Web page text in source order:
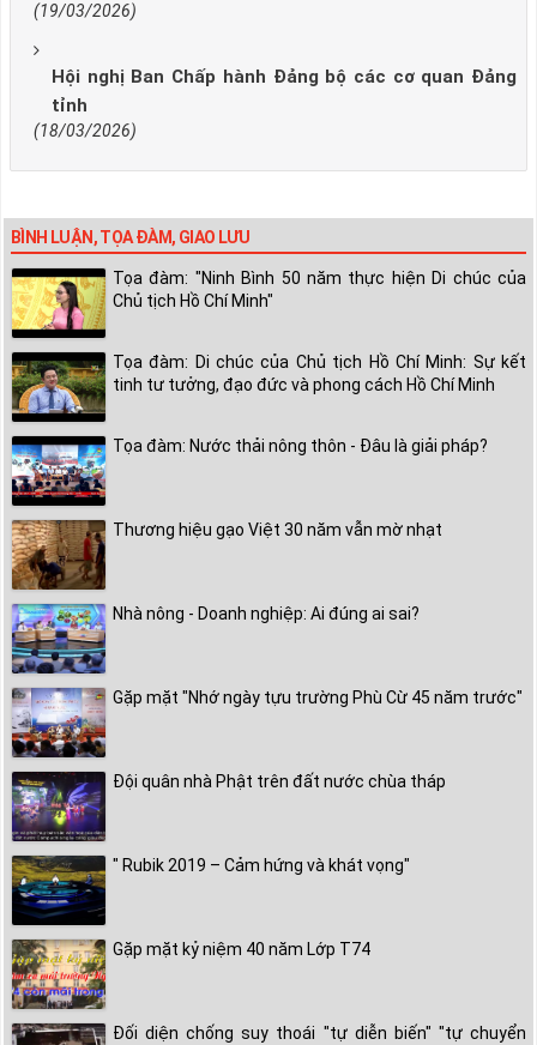
(19/03/2026)
Hội nghị Ban Chấp hành Đảng bộ các cơ quan Đảng
tỉnh
(18/03/2026)
BÌNH LUẬN, TỌA ĐÀM, GIAO LƯU
Tọa đàm: "Ninh Bình 50 năm thực hiện Di chúc của
Chủ tịch Hồ Chí Minh"
Tọa đàm: Di chúc của Chủ tịch Hồ Chí Minh: Sự kết
tinh tư tưởng, đạo đức và phong cách Hồ Chí Minh
Tọa đàm: Nước thải nông thôn - Đâu là giải pháp?
Thương hiệu gạo Việt 30 năm vẫn mờ nhạt
Nhà nông - Doanh nghiệp: Ai đúng ai sai?
Gặp mặt "Nhớ ngày tựu trường Phù Cừ 45 năm trước"
Đội quân nhà Phật trên đất nước chùa tháp
" Rubik 2019 – Cảm hứng và khát vọng"
Gặp mặt kỷ niệm 40 năm Lớp T74
Đối diện chống suy thoái "tự diễn biến" "tự chuyển